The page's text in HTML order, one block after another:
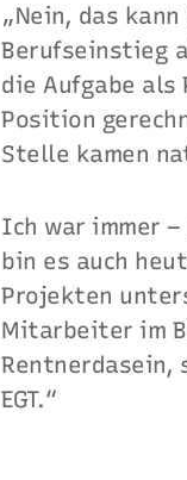
„Nein, das
Berufseinstieg
die Aufgabe
Position
Stelle kamen
Ich war immer
bin es auch
Projekten
Mitarbeiter im
Rentnerdasein,
EGT.“